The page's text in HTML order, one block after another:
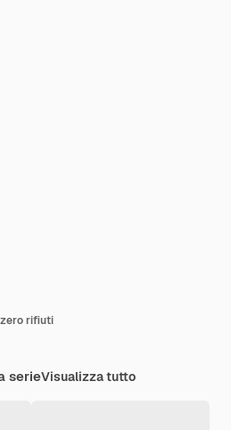
rifiuti
serieVisualizza tutto